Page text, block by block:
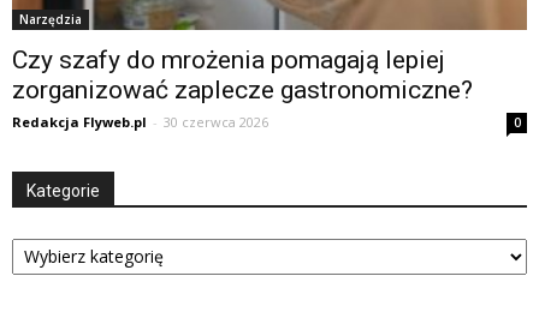
Narzędzia
Czy szafy do mrożenia pomagają lepiej
zorganizować zaplecze gastronomiczne?
Redakcja Flyweb.pl - 30 czerwca 2026 0
Kategorie
Kategorie